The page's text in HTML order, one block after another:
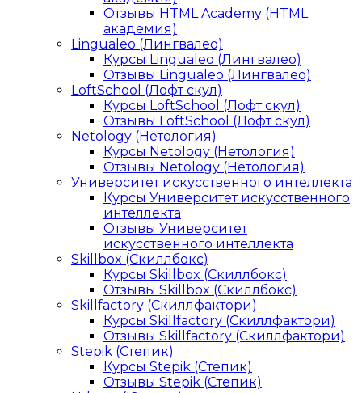
Отзывы HTML Academy (HTML
академия)
Lingualeo (Лингвалео)
Курсы Lingualeo (Лингвалео)
Отзывы Lingualeo (Лингвалео)
LoftSchool (Лофт скул)
Курсы LoftSchool (Лофт скул)
Отзывы LoftSchool (Лофт скул)
Netology (Нетология)
Курсы Netology (Нетология)
Отзывы Netology (Нетология)
Университет искусственного интеллекта
Курсы Университет искусственного
интеллекта
Отзывы Университет
искусственного интеллекта
Skillbox (Скиллбокс)
Курсы Skillbox (Скиллбокс)
Отзывы Skillbox (Скиллбокс)
Skillfactory (Скиллфактори)
Курсы Skillfactory (Скиллфактори)
Отзывы Skillfactory (Скиллфактори)
Stepik (Степик)
Курсы Stepik (Степик)
Отзывы Stepik (Степик)